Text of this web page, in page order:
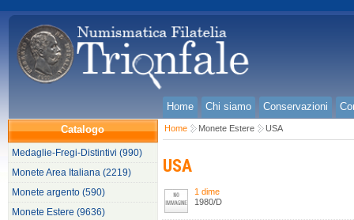
Home Chi siamo Conservazioni
Catalogo
Medaglie-Fregi-Distintivi (990)
Monete Area Italiana (2219)
Monete argento (590)
Monete Estere (9636)
Home Monete Estere USA
USA
1 dime
1980/D